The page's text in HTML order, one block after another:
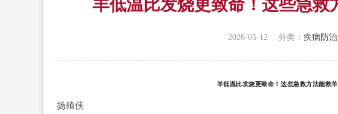
羊低温比发烧更致命！这些急救
2026-05-12 分类：疾病防治
羊低温比发烧更致命！这些急救方法能救
扬殖侠